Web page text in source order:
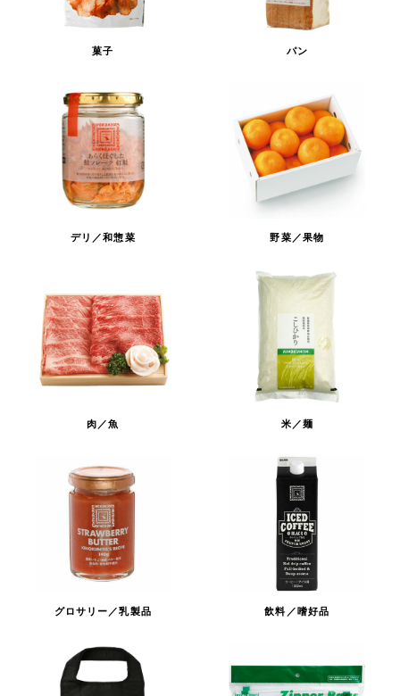
菓子 パン
デリ／和惣菜 野菜／果物
肉／魚 米／麺
グロサリー／乳製品 飲料／嗜好品